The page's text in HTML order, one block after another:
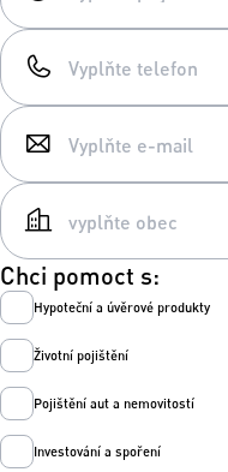
Chci pomoct s:
Hypoteční a úvěrové produkty
Životní pojištění
Pojištění aut a nemovitostí
Investování a spoření